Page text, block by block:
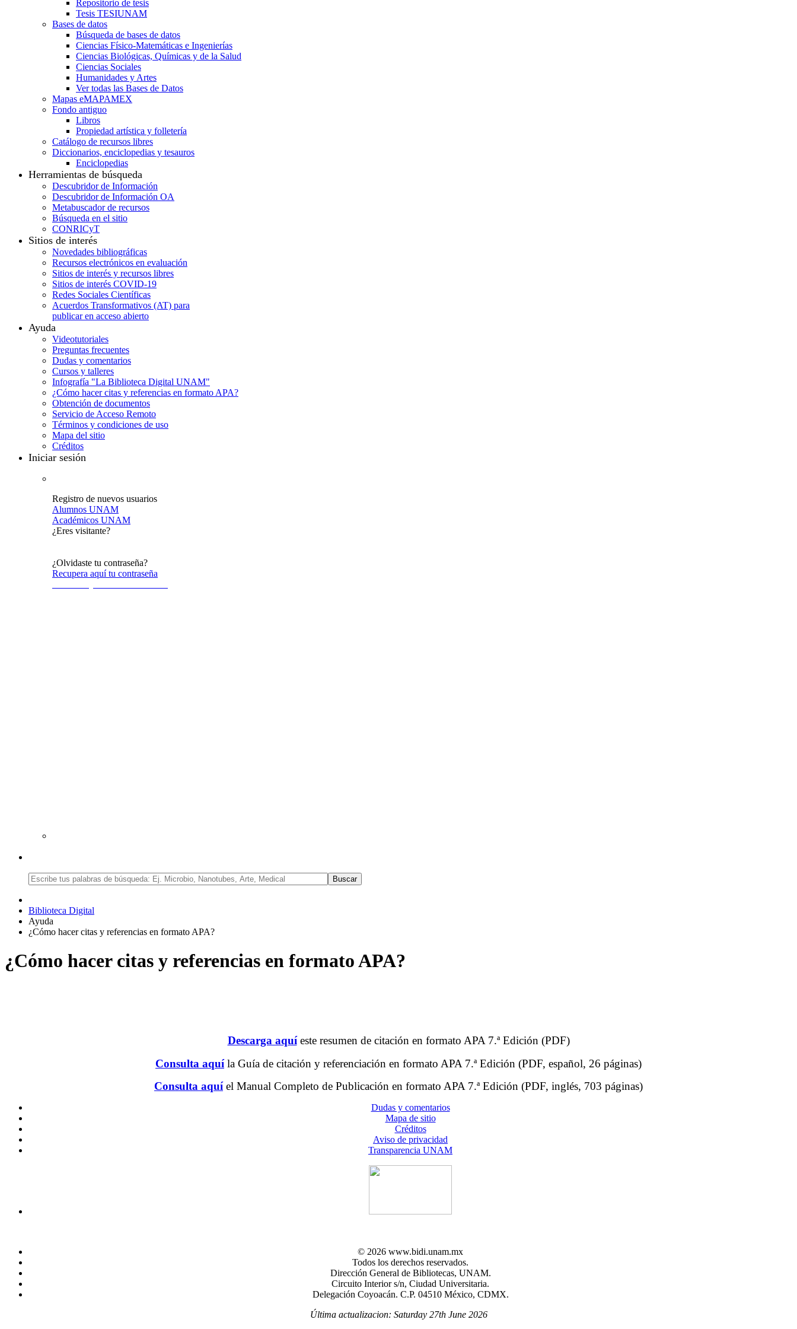
Repositorio de tesis
Tesis TESIUNAM
Bases de datos
Búsqueda de bases de datos
Ciencias Físico-Matemáticas e Ingenierías
Ciencias Biológicas, Químicas y de la Salud
Ciencias Sociales
Humanidades y Artes
Ver todas las Bases de Datos
Mapas eMAPAMEX
Fondo antiguo
Libros
Propiedad artística y folletería
Catálogo de recursos libres
Diccionarios, enciclopedias y tesauros
Enciclopedias
Herramientas de búsqueda
Descubridor de Información
Descubridor de Información OA
Metabuscador de recursos
Búsqueda en el sitio
CONRICyT
Sitios de interés
Novedades bibliográficas
Recursos electrónicos en evaluación
Sitios de interés y recursos libres
Sitios de interés COVID-19
Redes Sociales Científicas
Acuerdos Transformativos (AT) para
publicar en acceso abierto
Ayuda
Videotutoriales
Preguntas frecuentes
Dudas y comentarios
Cursos y talleres
Infografía "La Biblioteca Digital UNAM"
¿Cómo hacer citas y referencias en formato APA?
Obtención de documentos
Servicio de Acceso Remoto
Términos y condiciones de uso
Mapa del sitio
Créditos
Iniciar sesión
Registro de nuevos usuarios
Alumnos UNAM
Académicos UNAM
¿Eres visitante?
¿Olvidaste tu contraseña?
Recupera aquí tu contraseña
Buscar
Biblioteca Digital
Ayuda
¿Cómo hacer citas y referencias en formato APA?
¿Cómo hacer citas y referencias en formato APA?
Descarga aquíeste resumen de citación en formato APA 7.ª Edición (PDF)
Consulta aquíla Guía de citación y referenciación en formato APA 7.ª Edición (PDF, español, 26 páginas)
Consulta aquíel Manual Completo de Publicación en formato APA 7.ª Edición (PDF, inglés, 703 páginas)
Dudas y comentarios
Mapa de sitio
Créditos
Aviso de privacidad
Transparencia UNAM
© 2026 www.bidi.unam.mx
Todos los derechos reservados.
Dirección General de Bibliotecas, UNAM.
Circuito Interior s/n, Ciudad Universitaria.
Delegación Coyoacán. C.P. 04510 México, CDMX.
Última actualizacion: Saturday 27th June 2026